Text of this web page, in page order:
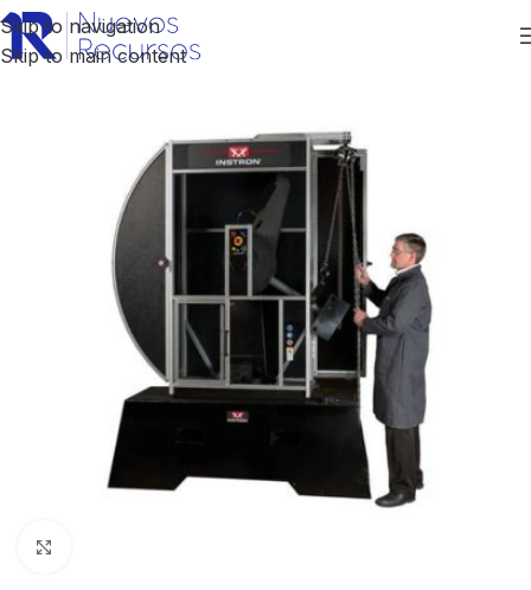
Skip to navigation
Skip to main content